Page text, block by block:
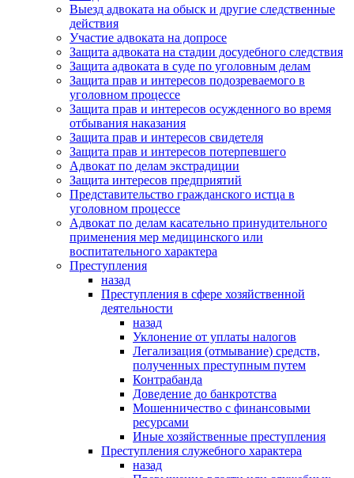
Выезд адвоката на обыск и другие следственные
действия
Участие адвоката на допросе
Защита адвоката на стадии досудебного следствия
Защита адвоката в суде по уголовным делам
Защита прав и интересов подозреваемого в
уголовном процессе
Защита прав и интересов осужденного во время
отбывания наказания
Защита прав и интересов свидетеля
Защита прав и интересов потерпевшего
Адвокат по делам экстрадиции
Защита интересов предприятий
Представительство гражданского истца в
уголовном процессе
Адвокат по делам касательно принудительного
применения мер медицинского или
воспитательного характера
Преступления
назад
Преступления в сфере хозяйственной
деятельности
назад
Уклонение от уплаты налогов
Легализация (отмывание) средств,
полученных преступным путем
Контрабанда
Доведение до банкротства
Мошенничество с финансовыми
ресурсами
Иные хозяйственные преступления
Преступления служебного характера
назад